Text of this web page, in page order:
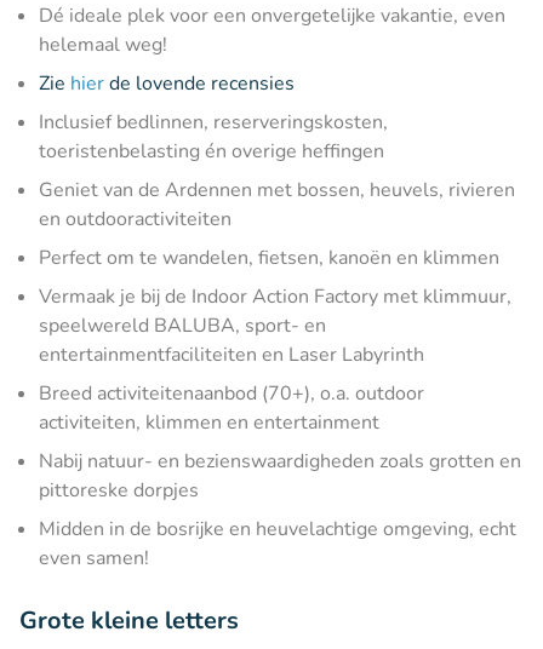
Dé ideale plek voor een onvergetelijke vakantie, even
helemaal weg!
Zie hierde lovende recensies
Inclusief bedlinnen, reserveringskosten,
toeristenbelasting én overige heffingen
Geniet van de Ardennen met bossen, heuvels, rivieren
en outdooractiviteiten
Perfect om te wandelen, fietsen, kanoën en klimmen
Vermaak je bij de Indoor Action Factory met klimmuur,
speelwereld BALUBA, sport- en
entertainmentfaciliteiten en Laser Labyrinth
Breed activiteitenaanbod (70+), o.a. outdoor
activiteiten, klimmen en entertainment
Nabij natuur- en bezienswaardigheden zoals grotten en
pittoreske dorpjes
Midden in de bosrijke en heuvelachtige omgeving, echt
even samen!
Grote kleine letters